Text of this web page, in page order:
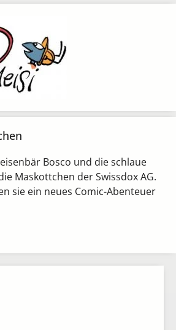
Bosco und die schlaue
Maskottchen der Swissdox AG.
sie ein neues Comic-Abenteuer